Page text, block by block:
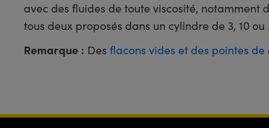
avec des fluides de toute viscosité, notamment
tous deux proposés dans un cylindre de 3, 10 ou
Remarque : Des flacons vides et des pointes